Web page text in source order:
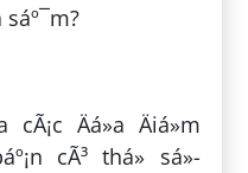
Äá»a Äiá»m
cÃ³ thá» sá»­